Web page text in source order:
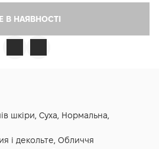
В НАЯВНОСТІ
шкіри, Суха, Нормальна,
і декольте, Обличчя